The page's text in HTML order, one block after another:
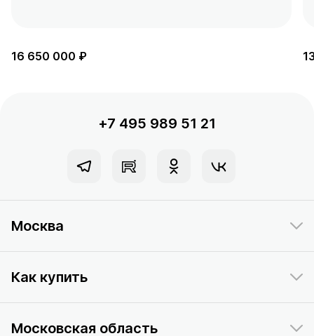
16 650 000 ₽
+7 495 989 51 21
Москва
Как купить
Московская область